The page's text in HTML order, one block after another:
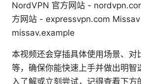
NordVPN 官方网站 -
方网站 - expressvpn.com
missav.example
本视频还会穿插具体使用场景、对
等，确保你能快速上手并做出明智
入了解或立刻尝试，记得查看下方